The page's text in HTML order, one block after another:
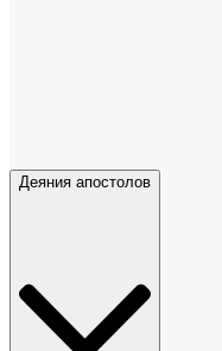
Деяния апостолов